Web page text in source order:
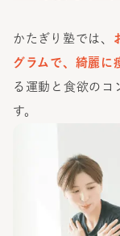
かたぎり塾では、
グラムで、綺麗に
る運動と食欲のコ
す。